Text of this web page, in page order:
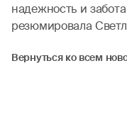
надежность и
резюмировала
Вернуться ко всем